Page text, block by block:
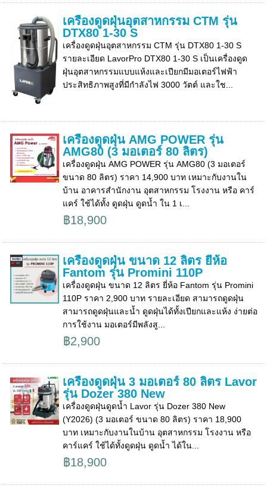
เครื่องดูดฝุ่นอุตสาหกรรม CTM รุ่น
DTX80 1-30 S
เครื่องดูดฝุ่นอุตสาหกรรม CTM รุ่น DTX80 1-30 S
รายละเอียด LavorPro DTX80 1-30 S เป็นเครื่องดูด
ฝุ่นอุตสาหกรรมแบบแห้งและเปียกมีมอเตอร์ไฟฟ้า
ประสิทธิภาพสูงที่มีกำลังไฟ 3000 วัตต์ และใช...
เครื่องดูดฝุ่น AMG POWER รุ่น
AMG80 (3 มอเตอร์ 80 ลิตร)
เครื่องดูดฝุ่น AMG POWER รุ่น AMG80 (3 มอเตอร์
ขนาด 80 ลิตร) ราคา 14,900 บาท เหมาะกับงานใน
บ้าน อาคารสำนักงาน อุตสาหกรรม โรงงาน หรือ คาร์
แคร์ ใช้ได้ทั้ง ดูดฝุ่น ดูดน้ำ ใน 1 เ...
฿18,900
เครื่องดูดฝุ่น ขนาด 12 ลิตร ยี่ห้อ
Fantom รุ่น Promini 110P
เครื่องดูดฝุ่น ขนาด 12 ลิตร ยี่ห้อ Fantom รุ่น Promini
110P ราคา 2,900 บาท รายละเอียด สามารถดูดฝุ่น
สามารถดูดฝุ่นและน้ำ ดูดฝุ่นได้ทั้งเปียกและแห้ง ง่ายต่อ
การใช้งาน มอเตอร์มีพลังสู...
฿2,900
เครื่องดูดฝุ่น 3 มอเตอร์ 80 ลิตร Lavor
รุ่น Dozer 380 New
เครื่องดูดฝุ่นดูดน้ำ Lavor รุ่น Dozer 380 New
(Y2026) (3 มอเตอร์ ขนาด 80 ลิตร) ราคา 18,900
บาท เหมาะกับงานในบ้าน อุตสาหกรรม โรงงาน หรือ
คาร์แคร์ ใช้ได้ทั้งดูดฝุ่น ดูดน้ำ ได้ใน...
฿18,900